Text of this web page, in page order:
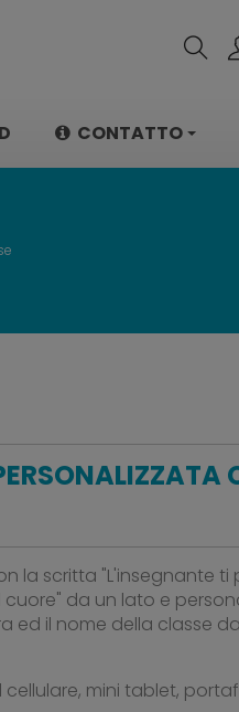
CONTATTO
la scritta "L'insegnante ti
da un lato e
ed il nome della classe
mini tablet,